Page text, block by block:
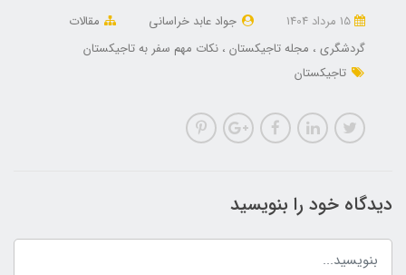
جواد عابد خراسانی
مقالات
گردشگری
مجله تاجیکستان نکات مهم سفر به تاجیکستان
تاجیکستان
دیدگاه خود را بنویسید